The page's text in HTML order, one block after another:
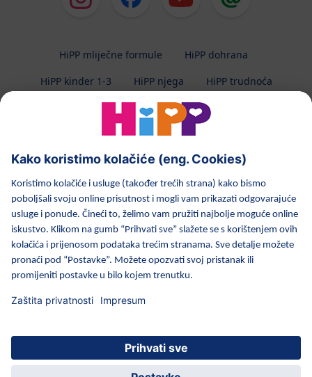
HiPP mliječne formule
HiPP dohrana
HiPP kinder 1-3
HiPP njega HiPP trudnoća
Zaštita privatnosti
Uvjeti korištenja